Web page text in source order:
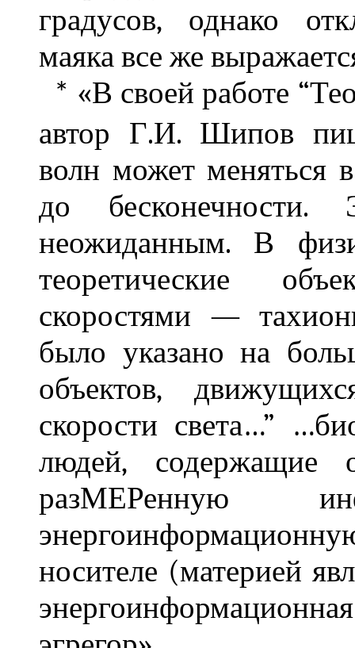
градусов, однако
маяка все же
* «В своей работе
автор Г.И. Шипов
волн может меняться
до
неожиданным. В
теоретические
скоростями —
было указано на
объектов,
скорости света…”
людей,
разМЕРенную
носителе (материей